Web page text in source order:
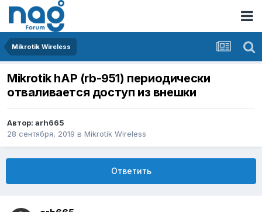
Mikrotik Wireless
Mikrotik hAP (rb-951) периодически
отваливается доступ из внешки
Автор: arh665
28 сентября, 2019 в Mikrotik Wireless
Ответить